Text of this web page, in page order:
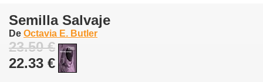
Semilla Salvaje
De Octavia E. Butler
23.50 €
22.33 €